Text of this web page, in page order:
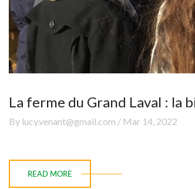
La ferme du Grand Laval : la
By lucy.venant@gmail.com / Mar 14, 2022
READ MORE